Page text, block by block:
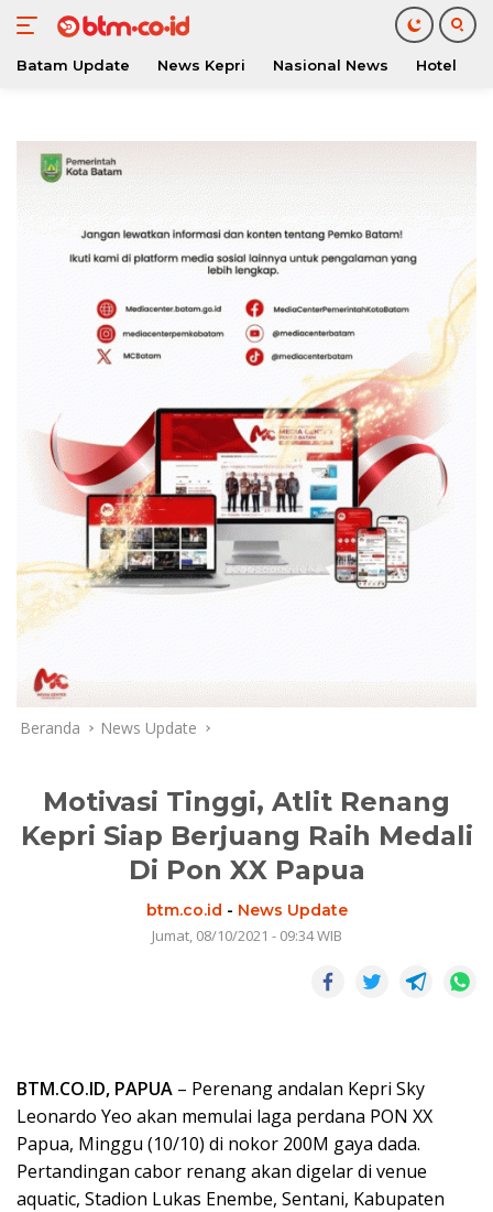
konten
Batam Update News Kepri Nasional News Hotel
Beranda News Update
Motivasi Tinggi, Atlit Renang
Kepri Siap Berjuang Raih Medali
Di Pon XX Papua
btm.co.id - News Update
Jumat, 08/10/2021 - 09:34 WIB
BTM.CO.ID, PAPUA – Perenang andalan Kepri Sky
Leonardo Yeo akan memulai laga perdana PON XX
Papua, Minggu (10/10) di nokor 200M gaya dada.
Pertandingan cabor renang akan digelar di venue
aquatic, Stadion Lukas Enembe, Sentani, Kabupaten